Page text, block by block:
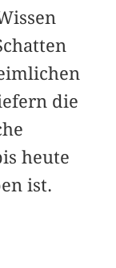
die
heute
ist.